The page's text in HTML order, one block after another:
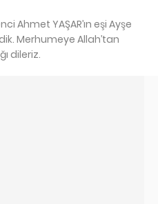
Ahmet YAŞAR’ın eşi Ayşe
Merhumeye Allah’tan
dileriz.